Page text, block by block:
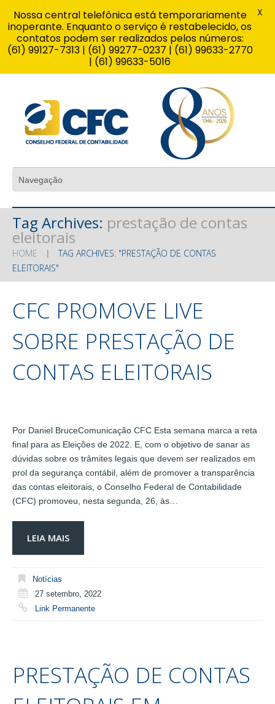
Tag Archives: prestação de contas
eleitorais
HOME
TAG ARCHIVES: "PRESTAÇÃO DE CONTAS
ELEITORAIS"
CFC PROMOVE LIVE
SOBRE PRESTAÇÃO DE
CONTAS ELEITORAIS
Por Daniel BruceComunicação CFC Esta semana marca a reta
final para as Eleições de 2022. E, com o objetivo de sanar as
dúvidas sobre os trâmites legais que devem ser realizados em
prol da segurança contábil, além de promover a transparência
das contas eleitorais, o Conselho Federal de Contabilidade
(CFC) promoveu, nesta segunda, 26, às…
LEIA MAIS
Notícias
27 setembro, 2022
Link Permanente
PRESTAÇÃO DE CONTAS
Nossa central telefônica está temporariamente
inoperante. Enquanto o serviço é restabelecido, os
contatos podem ser realizados pelos números:
(61) 99127-7313 | (61) 99277-0237 | (61) 99633-2770
| (61) 99633-5016
X